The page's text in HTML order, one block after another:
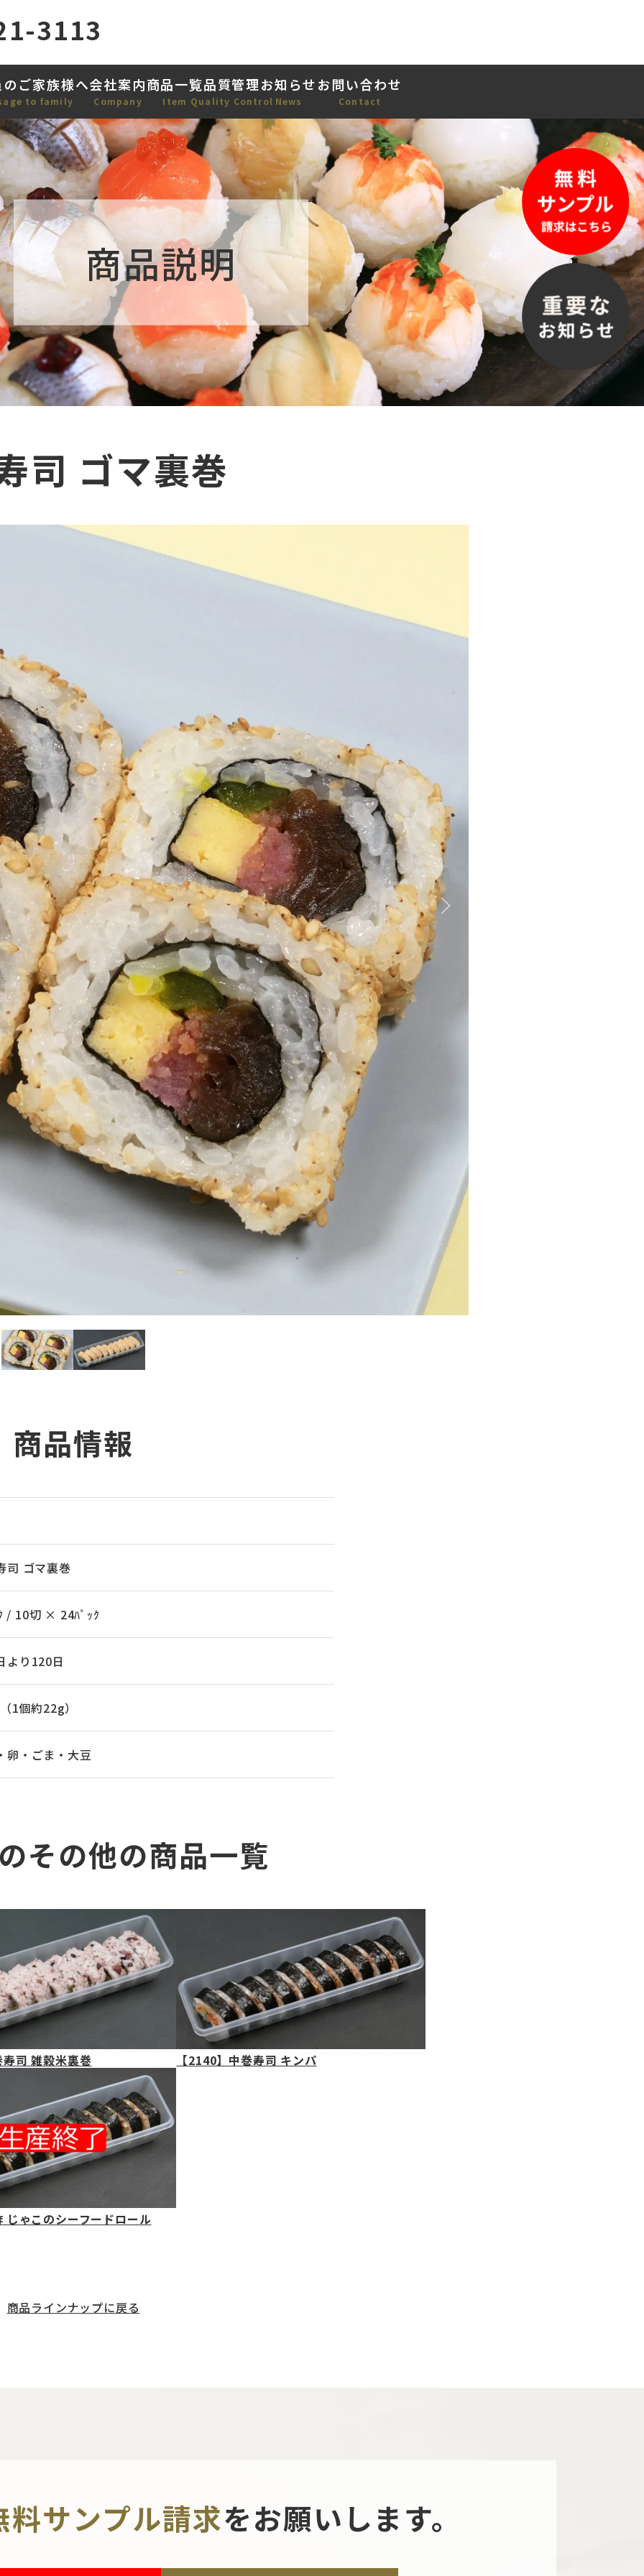
3113
ご家族様へ
to family
会社案内
Company
商品一覧
Item
品質管理
Quality Control
お知らせ
News
お問い合わせ
Contact
商品説明
司 ゴマ裏巻
商品情報
司 ゴマ裏巻
/ 10切 × 24ﾊﾟｯｸ
より120日
1個約22g）
卵・ごま・大豆
その他の商品一覧
寿司 雑穀米裏巻 【2140】 中巻寿司 キンパ
じゃこのシーフードロール
商品ラインナップに戻る
料サンプル請求をお願いします。